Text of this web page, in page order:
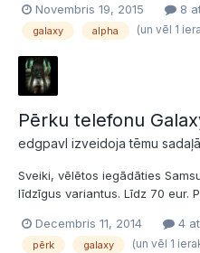
Bet šodien vispār nevarēju ne
var veikt tikai ārkārtas zvanus.
Novembris 19, 2015 8
galaxy alpha (un vēl 1
Pērku telefonu
edgpavl izveidoja tēmu
Sveiki, vēlētos iegādāties
līdzīgus variantus. Līdz 70 eur.
Decembris 11, 2014
4
pērk galaxy (un vēl 1